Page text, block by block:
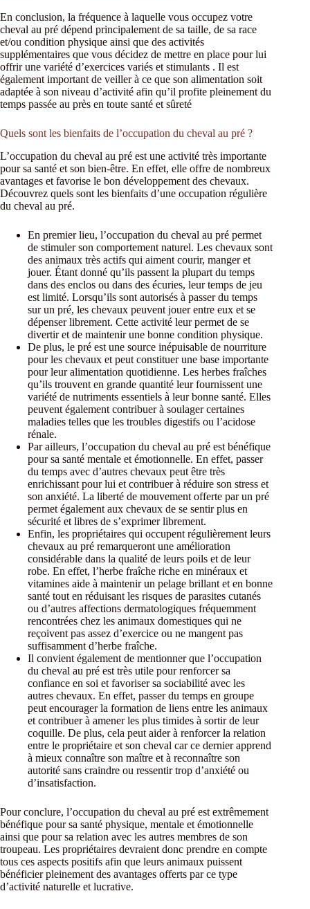
En conclusion, la fréquence à laquelle vous occupez votre
cheval au pré dépend principalement de sa taille, de sa race
et/ou condition physique ainsi que des activités
supplémentaires que vous décidez de mettre en place pour lui
offrir une variété d’exercices variés et stimulants . Il est
également important de veiller à ce que son alimentation soit
adaptée à son niveau d’activité afin qu’il profite pleinement du
temps passée au près en toute santé et sûreté
Quels sont les bienfaits de l’occupation du cheval au pré ?
L’occupation du cheval au pré est une activité très importante
pour sa santé et son bien-être. En effet, elle offre de nombreux
avantages et favorise le bon développement des chevaux.
Découvrez quels sont les bienfaits d’une occupation régulière
du cheval au pré.
En premier lieu, l’occupation du cheval au pré permet
de stimuler son comportement naturel. Les chevaux sont
des animaux très actifs qui aiment courir, manger et
jouer. Étant donné qu’ils passent la plupart du temps
dans des enclos ou dans des écuries, leur temps de jeu
est limité. Lorsqu’ils sont autorisés à passer du temps
sur un pré, les chevaux peuvent jouer entre eux et se
dépenser librement. Cette activité leur permet de se
divertir et de maintenir une bonne condition physique.
De plus, le pré est une source inépuisable de nourriture
pour les chevaux et peut constituer une base importante
pour leur alimentation quotidienne. Les herbes fraîches
qu’ils trouvent en grande quantité leur fournissent une
variété de nutriments essentiels à leur bonne santé. Elles
peuvent également contribuer à soulager certaines
maladies telles que les troubles digestifs ou l’acidose
rénale.
Par ailleurs, l’occupation du cheval au pré est bénéfique
pour sa santé mentale et émotionnelle. En effet, passer
du temps avec d’autres chevaux peut être très
enrichissant pour lui et contribuer à réduire son stress et
son anxiété. La liberté de mouvement offerte par un pré
permet également aux chevaux de se sentir plus en
sécurité et libres de s’exprimer librement.
Enfin, les propriétaires qui occupent régulièrement leurs
chevaux au pré remarqueront une amélioration
considérable dans la qualité de leurs poils et de leur
robe. En effet, l’herbe fraîche riche en minéraux et
vitamines aide à maintenir un pelage brillant et en bonne
santé tout en réduisant les risques de parasites cutanés
ou d’autres affections dermatologiques fréquemment
rencontrées chez les animaux domestiques qui ne
reçoivent pas assez d’exercice ou ne mangent pas
suffisamment d’herbe fraîche.
Il convient également de mentionner que l’occupation
du cheval au pré est très utile pour renforcer sa
confiance en soi et favoriser sa sociabilité avec les
autres chevaux. En effet, passer du temps en groupe
peut encourager la formation de liens entre les animaux
et contribuer à amener les plus timides à sortir de leur
coquille. De plus, cela peut aider à renforcer la relation
entre le propriétaire et son cheval car ce dernier apprend
à mieux connaître son maître et à reconnaître son
autorité sans craindre ou ressentir trop d’anxiété ou
d’insatisfaction.
Pour conclure, l’occupation du cheval au pré est extrêmement
bénéfique pour sa santé physique, mentale et émotionnelle
ainsi que pour sa relation avec les autres membres de son
troupeau. Les propriétaires devraient donc prendre en compte
tous ces aspects positifs afin que leurs animaux puissent
bénéficier pleinement des avantages offerts par ce type
d’activité naturelle et lucrative.